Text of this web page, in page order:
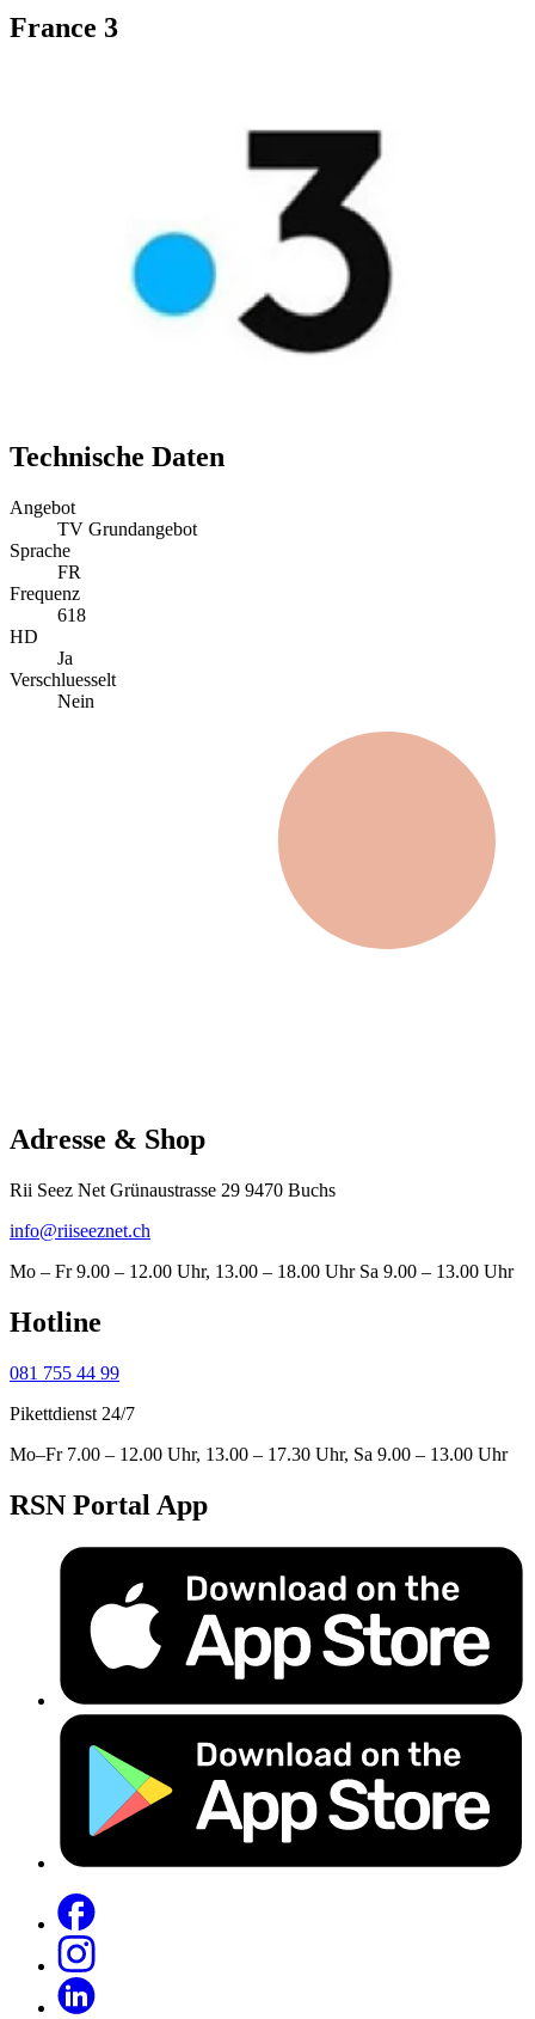
France 3
Technische Daten
Angebot
TV Grundangebot
Sprache
FR
Frequenz
618
HD
Ja
Verschluesselt
Nein
Adresse & Shop
Rii Seez Net Grünaustrasse 29 9470 Buchs
info@riiseeznet.ch
Mo – Fr 9.00 – 12.00 Uhr, 13.00 – 18.00 Uhr Sa 9.00 – 13.00 Uhr
Hotline
081 755 44 99
Pikettdienst 24/7
Mo–Fr 7.00 – 12.00 Uhr, 13.00 – 17.30 Uhr, Sa 9.00 – 13.00 Uhr
RSN Portal App